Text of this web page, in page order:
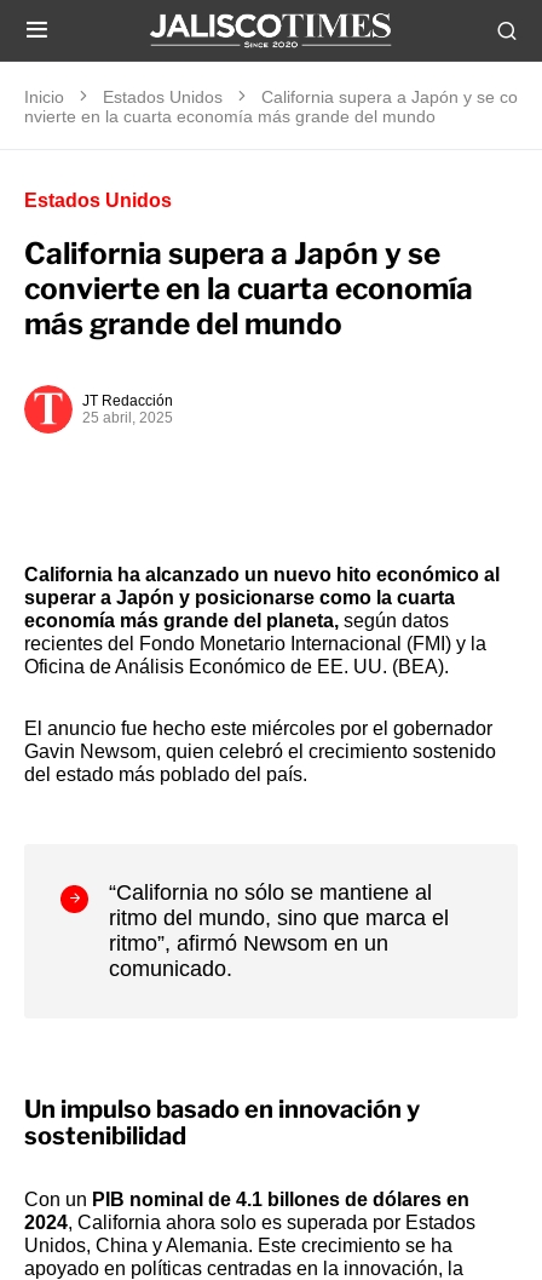
Inicio Estados Unidos
California supera a Japón y se co
nvierte en la cuarta economía más grande del mundo
Estados Unidos
California supera a Japón y se
convierte en la cuarta economía
más grande del mundo
JT Redacción
25 abril, 2025
California ha alcanzado un nuevo hito económico al
superar a Japón y posicionarse como la cuarta
economía más grande del planeta, según datos
recientes del Fondo Monetario Internacional (FMI) y la
Oficina de Análisis Económico de EE. UU. (BEA).
El anuncio fue hecho este miércoles por el gobernador
Gavin Newsom, quien celebró el crecimiento sostenido
del estado más poblado del país.
“California no sólo se mantiene al
ritmo del mundo, sino que marca el
ritmo”, afirmó Newsom en un
comunicado.
Un impulso basado en innovación y
sostenibilidad
Con un PIB nominal de 4.1 billones de dólares en
2024, California ahora solo es superada por Estados
Unidos, China y Alemania. Este crecimiento se ha
apoyado en políticas centradas en la innovación, la